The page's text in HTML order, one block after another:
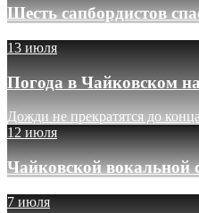
Шесть сапбордистов
13 июля
Погода в Чайковском
Дожди не прекратятся до
12 июля
Чайковской вокальной
7 июля